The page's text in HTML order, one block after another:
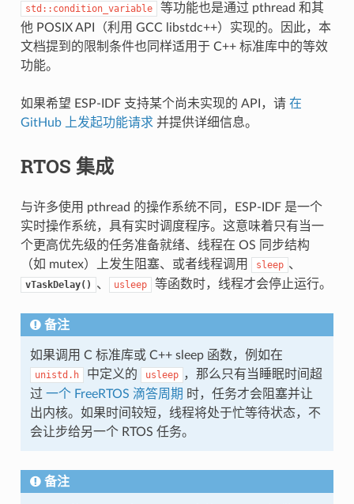
std::condition_variable
等功能也是通过 pthread 和其
他 POSIX API（利用 GCC libstdc++）实现的。因此，本
文档提到的限制条件也同样适用于 C++ 标准库中的等效
功能。
如果希望 ESP-IDF 支持某个尚未实现的 API，请 在
GitHub 上发起功能请求 并提供详细信息。
RTOS 集成
与许多使用 pthread 的操作系统不同，ESP-IDF 是一个
实时操作系统，具有实时调度程序。这意味着只有当一
个更高优先级的任务准备就绪、线程在 OS 同步结构
（如 mutex）上发生阻塞、或者线程调用
sleep 、
vTaskDelay() 、 usleep 等函数时，线程才会停止运行。
备注
如果调用 C 标准库或 C++ sleep 函数，例如在
unistd.h 中定义的 usleep ，那么只有当睡眠时间超
过 一个 FreeRTOS 滴答周期 时，任务才会阻塞并让
出内核。如果时间较短，线程将处于忙等待状态，不
会让步给另一个 RTOS 任务。
备注